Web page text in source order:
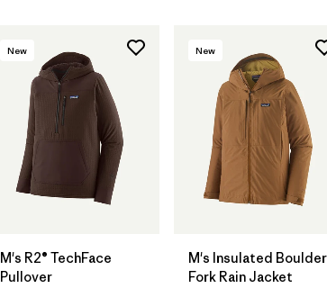
New
M's R2® TechFace
Pullover
New
M's Insulated Boulder
Fork Rain Jacket